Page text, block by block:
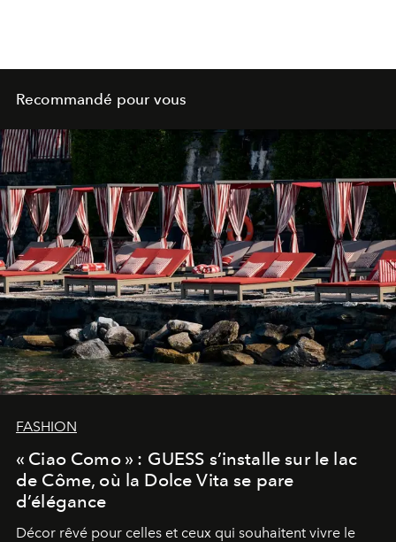
Recommandé pour vous
FASHION
« Ciao Como » : GUESS s’installe sur le lac
de Côme, où la Dolce Vita se pare
d’élégance
Décor rêvé pour celles et ceux qui souhaitent vivre le